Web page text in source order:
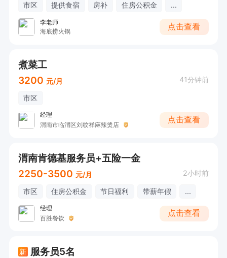
市区 提供食宿 房补 住房公积金 ...
李老师
海底捞火锅
点击查看
煮菜工
3200 元/月 41分钟前
市区
经理
渭南市临渭区刘纹祥麻辣烫店
点击查看
渭南肯德基服务员+五险一金
2250-3500 元/月 2小时前
市区 住房公积金 节日福利 带薪年假 ...
经理
百胜餐饮
点击查看
新 服务员5名